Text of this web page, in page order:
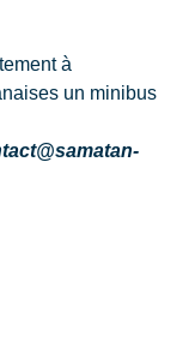
à
un minibus